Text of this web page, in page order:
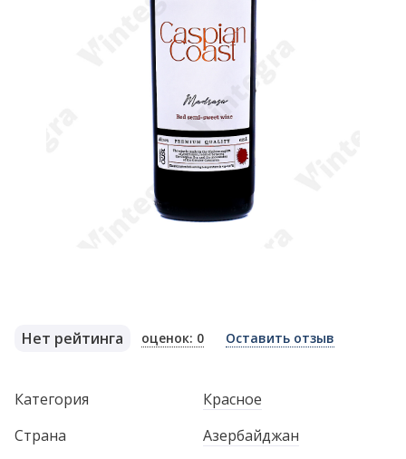
Нет рейтинга оценок: 0 Оставить отзыв
Категория
Красное
Страна
Азербайджан